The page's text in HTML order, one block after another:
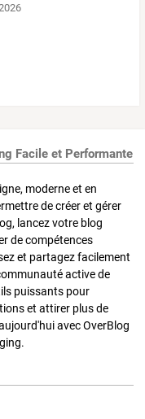
Facile et Performante
moderne et en
de créer et gérer
lancez votre blog
de compétences
et partagez facilement
active de
puissants pour
et attirer plus de
avec OverBlog